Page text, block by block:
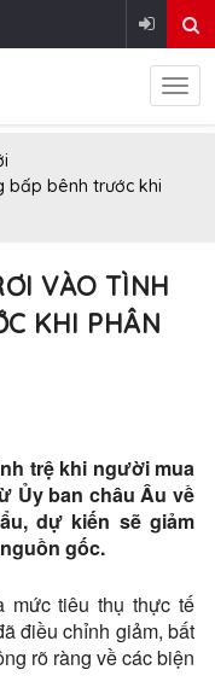
bấp bênh trước khi
VÀO TÌNH
KHI PHÂN
trệ khi người mua
Ủy ban châu Âu về
dự kiến ​​sẽ giảm
gốc.
mức tiêu thụ thực tế
điều chỉnh giảm, bất
rõ ràng về các biện